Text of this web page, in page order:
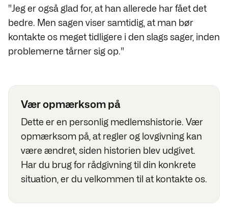
"Jeg er også glad for, at han allerede har fået det
bedre. Men sagen viser samtidig, at man bør
kontakte os meget tidligere i den slags sager, inden
problemerne tårner sig op."
Vær opmærksom på
Dette er en personlig medlemshistorie. Vær
opmærksom på, at regler og lovgivning kan
være ændret, siden historien blev udgivet.
Har du brug for rådgivning til din konkrete
situation, er du velkommen til at kontakte os.